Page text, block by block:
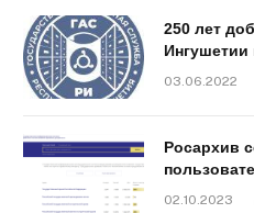
250 лет
Ингушетии
03.06.2022
Росархив
02.10.2023